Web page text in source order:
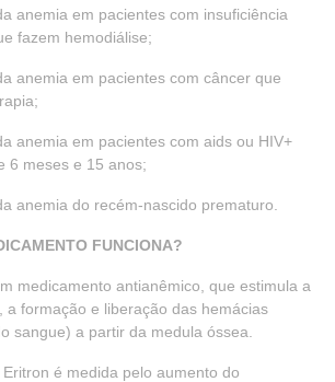
anemia em pacientes com insuficiência
fazem hemodiálise;
anemia em pacientes com câncer que
anemia em pacientes com aids ou HIV+
6 meses e 15 anos;
anemia do recém-nascido prematuro.
FUNCIONA?
medicamento antianêmico, que estimula a
a formação e liberação das hemácias
sangue) a partir da medula óssea.
é medida pelo aumento do